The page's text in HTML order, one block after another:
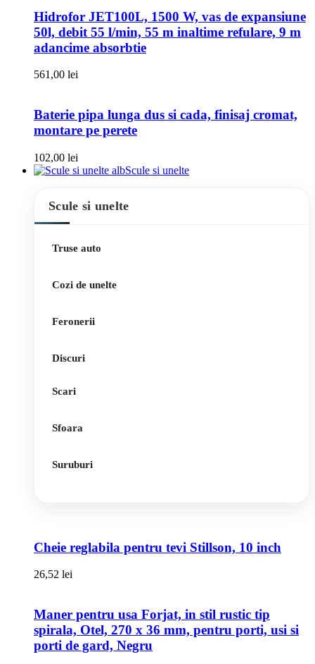
Hidrofor JET100L, 1500 W, vas de expansiune
50l, debit 55 l/min, 55 m inaltime refulare, 9 m
adancime absorbtie
561,00 lei
Baterie pipa lunga dus si cada, finisaj cromat,
montare pe perete
102,00 lei
Scule si unelte
Scule si unelte
Truse auto
Cozi de unelte
Feronerii
Discuri
Scari
Sfoara
Suruburi
Cheie reglabila pentru tevi Stillson, 10 inch
26,52 lei
Maner pentru usa Forjat, in stil rustic tip
spirala, Otel, 270 x 36 mm, pentru porti, usi si
porti de gard, Negru